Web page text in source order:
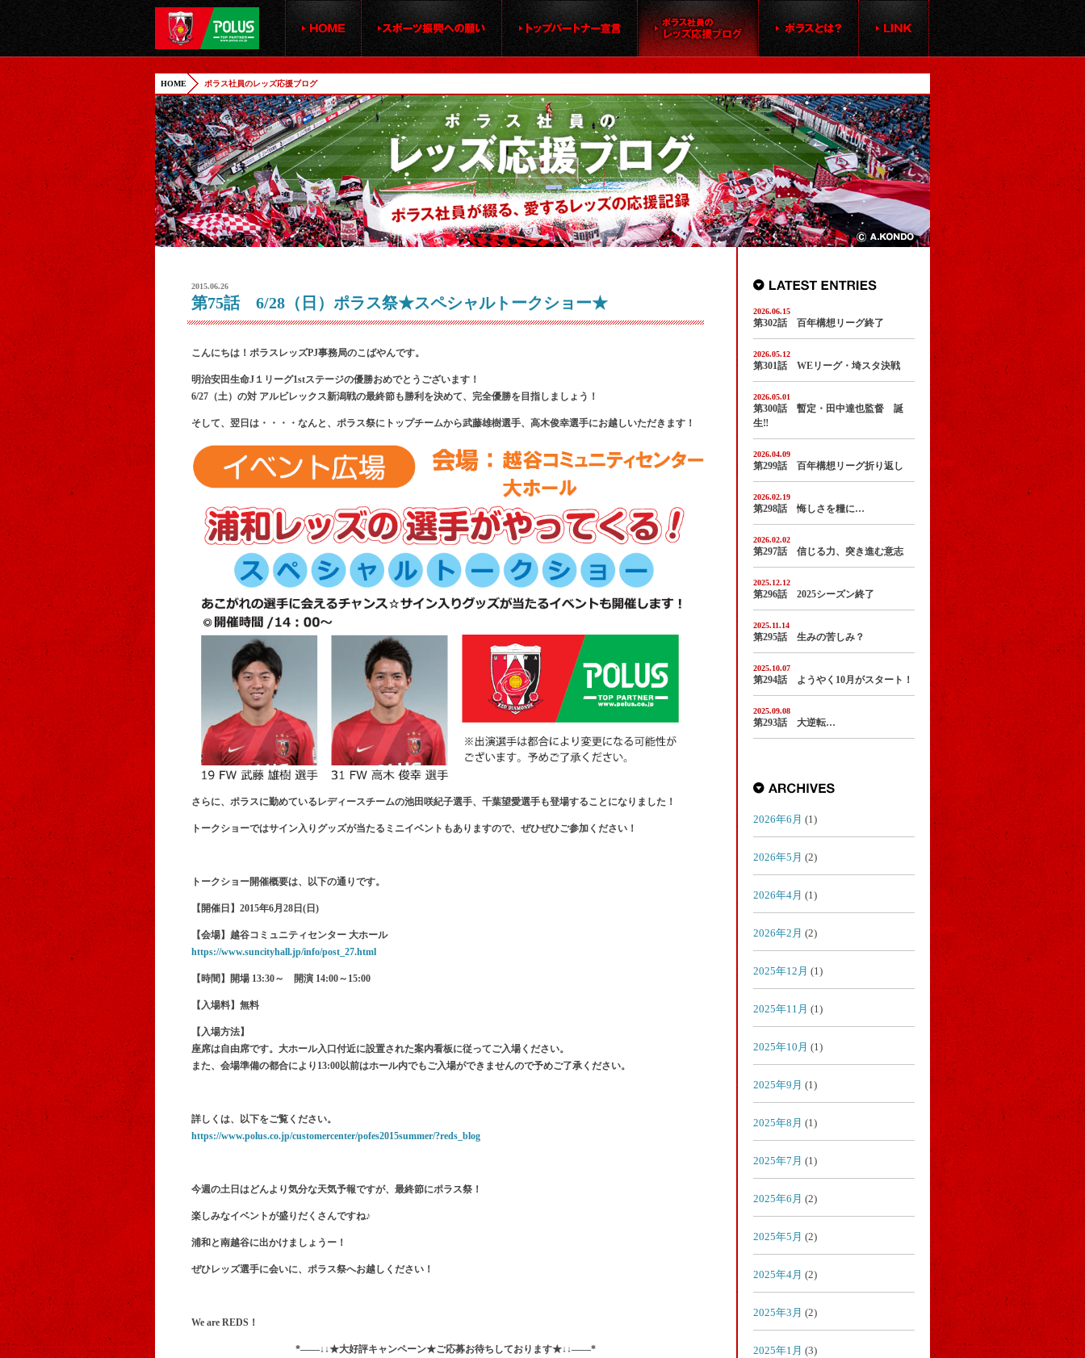
HOME ポラス社員のレッズ応援ブログ
2015.06.26
第75話 6/28（日）ポラス祭★スペシャルトークショー★
こんにちは！ポラスレッズPJ事務局のこばやんです。
明治安田生命J１リーグ1stステージの優勝おめでとうございます！
6/27（土）の対 アルビレックス新潟戦の最終節も勝利を決めて、完全優勝を目指しましょう！
そして、翌日は・・・・なんと、ポラス祭にトップチームから武藤雄樹選手、高木俊幸選手にお越しいただきます！
さらに、ポラスに勤めているレディースチームの池田咲紀子選手、千葉望愛選手も登場することになりました！
トークショーではサイン入りグッズが当たるミニイベントもありますので、ぜひぜひご参加ください！
トークショー開催概要は、以下の通りです。
【開催日】 2015年6月28日(日)
【会場】 越谷コミュニティセンター 大ホール
https://www.suncityhall.jp/info/post_27.html
【時間】 開場 13:30～ 開演 14:00～15:00
【入場料】 無料
【入場方法】
座席は自由席です。大ホール入口付近に設置された案内看板に従ってご入場ください。
また、会場準備の都合により13:00以前はホール内でもご入場ができませんので予めご了承ください。
詳しくは、以下をご覧ください。
https://www.polus.co.jp/customercenter/pofes2015summer/?reds_blog
今週の土日はどんより気分な天気予報ですが、最終節にポラス祭！
楽しみなイベントが盛りだくさんですね♪
浦和と南越谷に出かけましょうー！
ぜひレッズ選手に会いに、ポラス祭へお越しください！
We are REDS！
*——↓↓★大好評キャンペーン★ご応募お待ちしております★↓↓——*
2026.06.15
第302話 百年構想リーグ終了
2026.05.12
第301話 WEリーグ・埼スタ決戦
2026.05.01
第300話 暫定・田中達也監督 誕
生‼
2026.04.09
第299話 百年構想リーグ折り返し
2026.02.19
第298話 悔しさを糧に…
2026.02.02
第297話 信じる力、突き進む意志
2025.12.12
第296話 2025シーズン終了
2025.11.14
第295話 生みの苦しみ？
2025.10.07
第294話 ようやく10月がスタート！
2025.09.08
第293話 大逆転…
2026年6月 (1)
2026年5月 (2)
2026年4月 (1)
2026年2月 (2)
2025年12月 (1)
2025年11月 (1)
2025年10月 (1)
2025年9月 (1)
2025年8月 (1)
2025年7月 (1)
2025年6月 (2)
2025年5月 (2)
2025年4月 (2)
2025年3月 (2)
2025年1月 (3)